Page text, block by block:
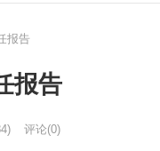
报告
报告
评论(0)